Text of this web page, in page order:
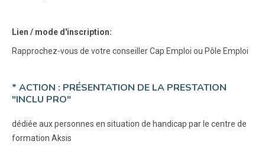
Lien / mode d'inscription:
Rapprochez-vous de votre conseiller Cap Emploi ou Pôle Emploi
* ACTION : PRÉSENTATION DE LA PRESTATION
"INCLU PRO"
dédiée aux personnes en situation de handicap par le centre de
formation Aksis